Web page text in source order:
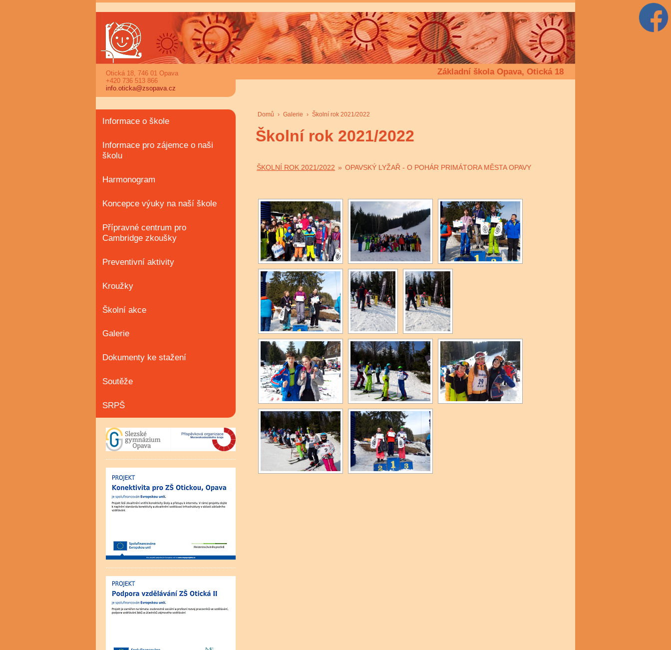
Základní škola Opava, Otická 18
Domů › Galerie › Školní rok 2021/2022
Školní rok 2021/2022
ŠKOLNÍ ROK 2021/2022 » OPAVSKÝ LYŽAŘ - O POHÁR PRIMÁTORA MĚSTA OPAVY
Otická 18, 746 01 Opava
+420 736 513 866
info.oticka@zsopava.cz
Informace o škole
Informace pro zájemce o naši
školu
Harmonogram
Koncepce výuky na naší škole
Přípravné centrum pro
Cambridge zkoušky
Preventivní aktivity
Kroužky
Školní akce
Galerie
Dokumenty ke stažení
Soutěže
SRPŠ